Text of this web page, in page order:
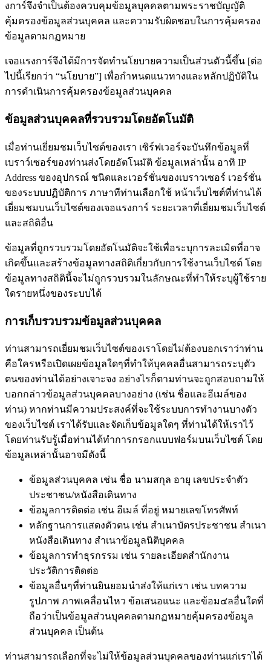
งการ์จึงจำเป็นต้องควบคุมข้อมูลบุคคลตามพระราชบัญญัติ
คุ้มครองข้อมูลส่วนบุคคล และความรับผิดชอบในการคุ้มครอง
ข้อมูลตามกฏหมาย
เจอแรงการ์จึงได้มีการจัดทำนโยบายความเป็นส่วนตัวนี้ขึ้น [ต่อ
ไปนี้เรียกว่า “นโยบาย”] เพื่อกำหนดแนวทางและหลักปฏิบัติใน
การดำเนินการคุ้มครองข้อมูลส่วนบุคคล
ข้อมูลส่วนบุคคลที่รวบรวมโดยอัตโนมัติ
เมื่อท่านเยี่ยมชมเว็บไซต์ของเรา เซิร์ฟเวอร์จะบันทึกข้อมูลที่
เบราว์เซอร์ของท่านส่งโดยอัตโนมัติ ข้อมูลเหล่านั้น อาทิ IP
Address ของอุปกรณ์ ชนิดและเวอร์ชั่นของเบราวเซอร์ เวอร์ชั่น
ของระบบปฏิบัติการ ภาษาทีท่านเลือกใช้ หน้าเว็บไซต์ที่ท่านได้
เยี่ยมชมบนเว็บไซต์ของเจอแรงการ์ ระยะเวลาที่เยี่ยมชมเว็บไซต์
และสถิติอื่น
ข้อมูลที่ถูกรวบรวมโดยอัตโนมัติจะใช้เพื่อระบุการละเมิดที่อาจ
เกิดขึ้นและสร้างข้อมูลทางสถิติเกี่ยวกับการใช้งานเว็บไซต์ โดย
ข้อมูลทางสถิตินี้จะไม่ถูกรวบรวมในลักษณะที่ทำให้ระบุผู้ใช้ราย
ใดรายหนึ่งของระบบได้
การเก็บรวบรวมข้อมูลส่วนบุคคล
ท่านสามารถเยี่ยมชมเว็บไซต์ของเราโดยไม่ต้องบอกเราว่าท่าน
คือใครหรือเปิดเผยข้อมูลใดๆที่ทำให้บุคคลอื่นสามารถระบุตัว
ตนของท่านได้อย่างเจาะจง อย่างไรก็ตามท่านจะถูกสอบถามให้
บอกกล่าวข้อมูลส่วนบุคคลบางอย่าง (เช่น ชื่อและอีเมล์ของ
ท่าน) หากท่านมีความประสงค์ที่จะใช้ระบบการทำงานบางตัว
ของเว็บไซต์ เราได้รับและจัดเก็บข้อมูลใดๆ ที่ท่านได้ให้เราไว้
โดยท่านรับรู้เมื่อท่านได้ทำการกรอกแบบฟอร์มบนเว็บไซต์ โดย
ข้อมูลเหล่านั้นอาจมีดังนี้
ข้อมูลส่วนบุคคล เช่น ชื่อ นามสกุล อายุ เลขประจำตัว
ประชาชน/หนังสือเดินทาง
ข้อมูลการติดต่อ เช่น อีเมล์ ที่อยู่ หมายเลขโทรศัพท์
หลักฐานการแสดงตัวตน เช่น สำเนาบัตรประชาชน สำเนา
หนังสือเดินทาง สำเนาข้อมูลนิติบุคคล
ข้อมูลการทำธุรกรรม เช่น รายละเอียดสำนักงาน
ประวัติการติดต่อ
ข้อมูลอื่นๆที่ท่านยินยอมนำส่งให้แก่เรา เช่น บทความ
รูปภาพ ภาพเคลื่อนไหว ข้อเสนอแนะ และข้อม๔ลอื่นใดที่
ถือว่าเป็นข้อมูลส่วนบุคคลตามกฏหมายคุ้มครองข้อมูล
ส่วนบุคคล เป็นต้น
ท่านสามารถเลือกที่จะไม่ให้ข้อมูลส่วนบุคคลของท่านแก่เราได้